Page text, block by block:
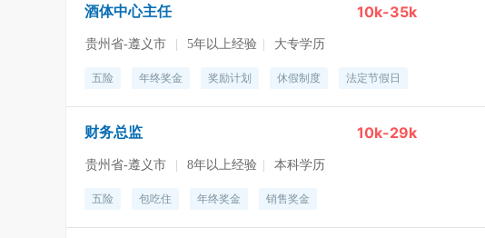
酒体中心主任 10k-35k
贵州省-遵义市 5年以上经验 大专学历
五险 年终奖金 奖励计划 休假制度 法定节假日
财务总监 10k-29k
贵州省-遵义市 8年以上经验 本科学历
五险 包吃住 年终奖金 销售奖金